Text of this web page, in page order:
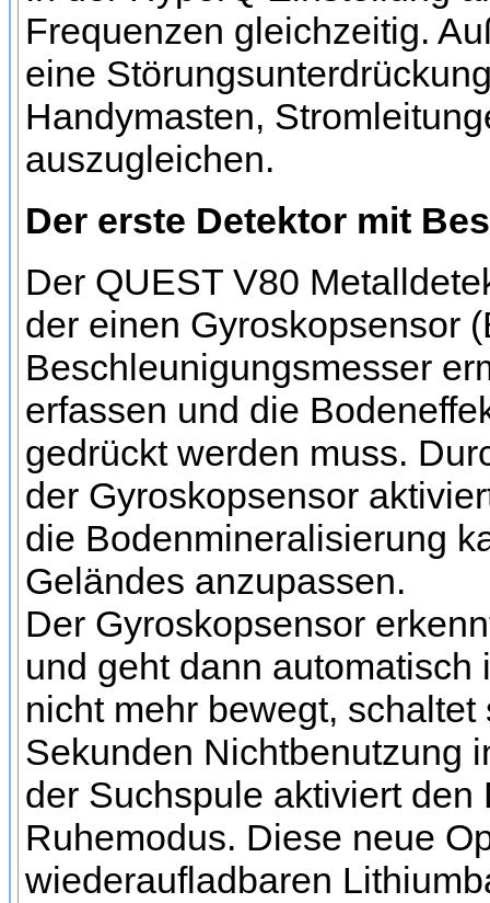
Frequenzen gleichzeitig.
eine
Handymasten,
auszugleichen.
Der erste Detektor mit
Der QUEST V80
der einen Gyroskopsensor
Beschleunigungsmesser
erfassen und die
gedrückt werden muss.
der Gyroskopsensor
die Bodenmineralisierung
Geländes anzupassen.
Der Gyroskopsensor
und geht dann
nicht mehr bewegt,
Sekunden Nichtbenutzung
der Suchspule aktiviert
Ruhemodus. Diese neue
wiederaufladbaren